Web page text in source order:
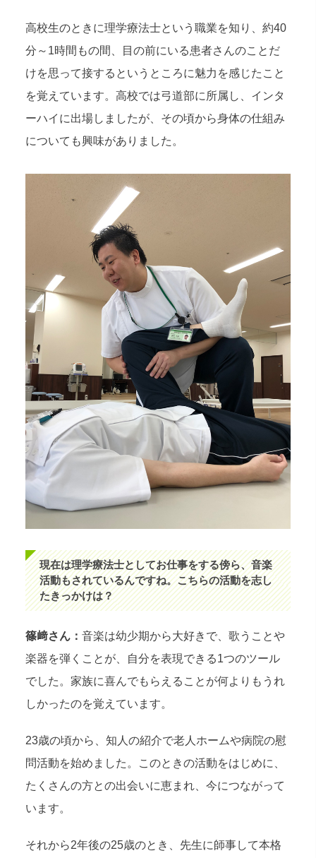
高校生のときに理学療法士という職業を知り、約40
分～1時間もの間、目の前にいる患者さんのことだ
けを思って接するというところに魅力を感じたこと
を覚えています。高校では弓道部に所属し、インタ
ーハイに出場しましたが、その頃から身体の仕組み
についても興味がありました。
現在は理学療法士としてお仕事をする傍ら、音楽
活動もされているんですね。こちらの活動を志し
たきっかけは？
篠﨑さん： 音楽は幼少期から大好きで、歌うことや
楽器を弾くことが、自分を表現できる1つのツール
でした。家族に喜んでもらえることが何よりもうれ
しかったのを覚えています。
23歳の頃から、知人の紹介で老人ホームや病院の慰
問活動を始めました。このときの活動をはじめに、
たくさんの方との出会いに恵まれ、今につながって
います。
それから2年後の25歳のとき、先生に師事して本格